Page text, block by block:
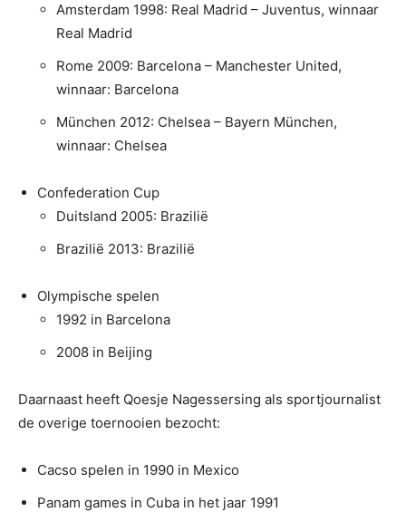
Amsterdam 1998: Real Madrid – Juventus, winnaar
Real Madrid
Rome 2009: Barcelona – Manchester United,
winnaar: Barcelona
München 2012: Chelsea – Bayern München,
winnaar: Chelsea
Confederation Cup
Duitsland 2005: Brazilië
Brazilië 2013: Brazilië
Olympische spelen
1992 in Barcelona
2008 in Beijing
Daarnaast heeft Qoesje Nagessersing als sportjournalist
de overige toernooien bezocht:
Cacso spelen in 1990 in Mexico
Panam games in Cuba in het jaar 1991